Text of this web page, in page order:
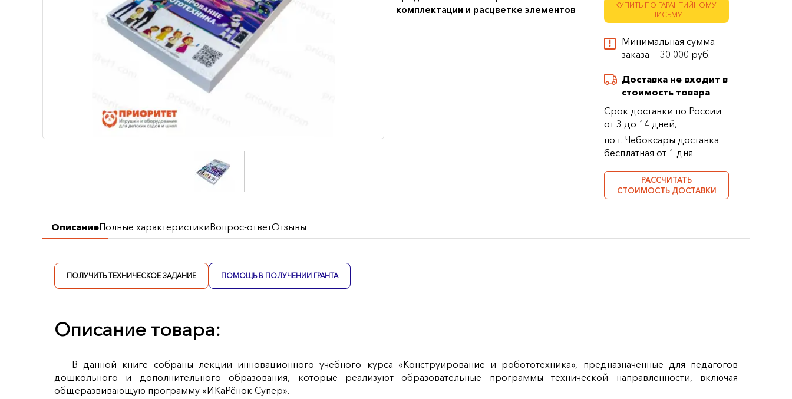
КУПИТЬ ПО ГАРАНТИЙНОМУ
ПИСЬМУ
Минимальная сумма
заказа — 30 000 руб.
Доставка не входит в
стоимость товара
Срок доставки по России
от 3 до 14 дней,
по г. Чебоксары доставка
бесплатная от 1 дня
РАССЧИТАТЬ
СТОИМОСТЬ ДОСТАВКИ
комплектации и расцветке элементов
ОписаниеПолные характеристикиВопрос-ответОтзывы
ПОЛУЧИТЬ ТЕХНИЧЕСКОЕ ЗАДАНИЕ ПОМОЩЬ В ПОЛУЧЕНИИ ГРАНТА
Описание товара:
В данной книге собраны лекции инновационного учебного курса «Конструирование и робототехника», предназначенные для педагогов
дошкольного и дополнительного образования, которые реализуют образовательные программы технической направленности, включая
общеразвивающую программу «ИКаРёнок Супер».